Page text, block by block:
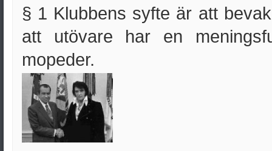
§ 1 Klubbens syfte är att
att utövare har en
mopeder.